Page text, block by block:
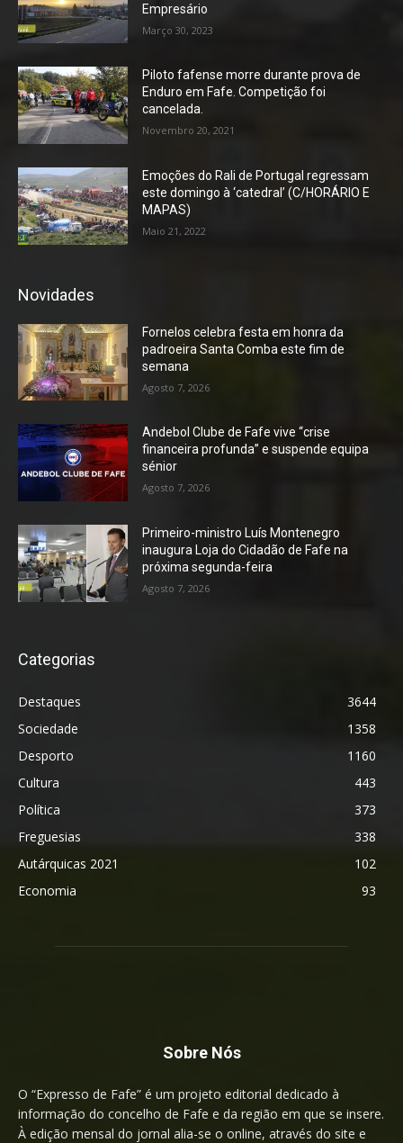
Empresário
Março 30, 2023
Piloto fafense morre durante prova de
Enduro em Fafe. Competição foi
cancelada.
Novembro 20, 2021
Emoções do Rali de Portugal regressam
este domingo à ‘catedral’ (C/HORÁRIO E
MAPAS)
Maio 21, 2022
Novidades
Fornelos celebra festa em honra da
padroeira Santa Comba este fim de
semana
Agosto 7, 2026
Andebol Clube de Fafe vive “crise
financeira profunda” e suspende equipa
sénior
Agosto 7, 2026
Primeiro-ministro Luís Montenegro
inaugura Loja do Cidadão de Fafe na
próxima segunda-feira
Agosto 7, 2026
Categorias
Destaques
3644
Sociedade
1358
Desporto
1160
Cultura
443
Política
373
Freguesias
338
Autárquicas 2021
102
Economia
93
Sobre Nós
O “Expresso de Fafe” é um projeto editorial dedicado à
informação do concelho de Fafe e da região em que se insere.
À edição mensal do jornal alia-se o online, através do site e